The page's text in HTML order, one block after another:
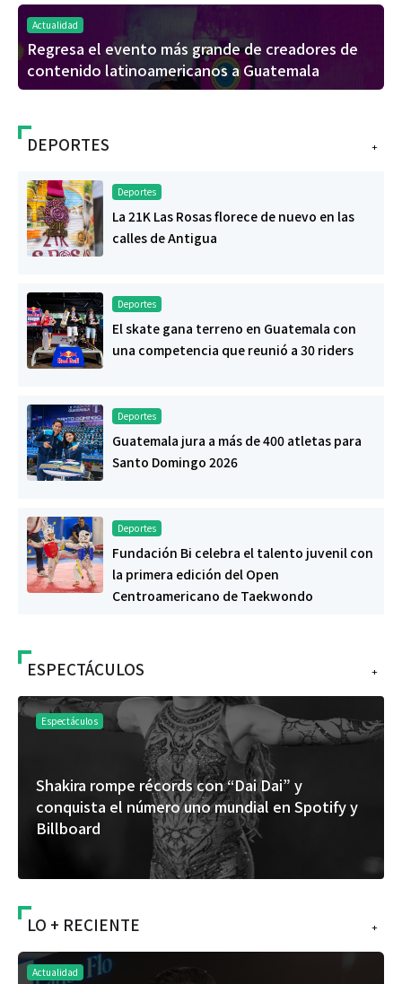
Actualidad
Regresa el evento más grande de creadores de
contenido latinoamericanos a Guatemala
+
DEPORTES
Deportes
La 21K Las Rosas florece de nuevo en las
calles de Antigua
Deportes
El skate gana terreno en Guatemala con
una competencia que reunió a 30 riders
Deportes
Guatemala jura a más de 400 atletas para
Santo Domingo 2026
Deportes
Fundación Bi celebra el talento juvenil con
la primera edición del Open
Centroamericano de Taekwondo
+
ESPECTÁCULOS
Espectáculos
Shakira rompe récords con “Dai Dai” y
conquista el número uno mundial en Spotify y
Billboard
+
LO + RECIENTE
Actualidad